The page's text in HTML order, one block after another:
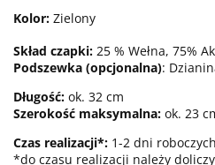
Kolor: Zielony
Skład czapki: 25 % Wełna, 75%
Podszewka (opcjonalna):
Długość: ok. 32 cm
Szerokość maksymalna: ok. 23
Czas realizacji*: 1-2 dni roboczych
*do czasu realizacji należy